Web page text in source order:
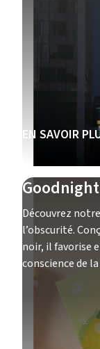
EN SAVOIR
Découvrez
l’obscurité.
noir, il favorise
conscience de